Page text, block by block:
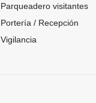
Parqueadero visitantes
Portería / Recepción
Vigilancia